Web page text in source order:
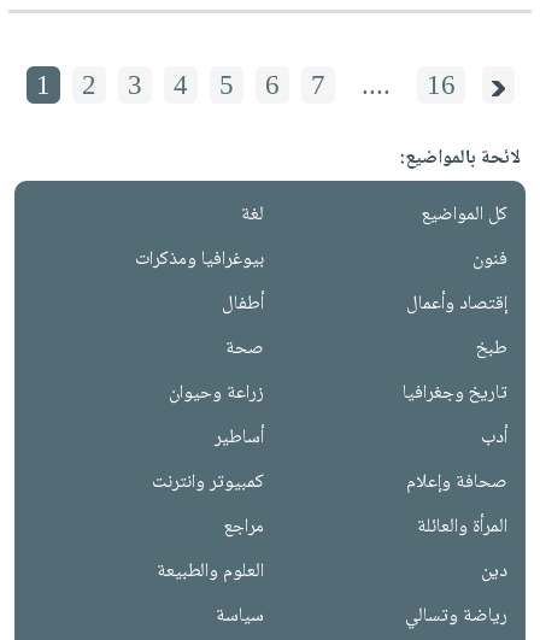
1 2 3 4 5 6 7 .... 16
لائحة بالمواضيع:
كل المواضيع
لغة
فنون
بيوغرافيا ومذكرات
إقتصاد وأعمال
أطفال
طبخ
صحة
تاريخ وجغرافيا
زراعة وحيوان
أدب
أساطير
صحافة وإعلام
كمبيوتر وانترنت
المرأة والعائلة
مراجع
دين
العلوم والطبيعة
رياضة وتسالي
سياسة